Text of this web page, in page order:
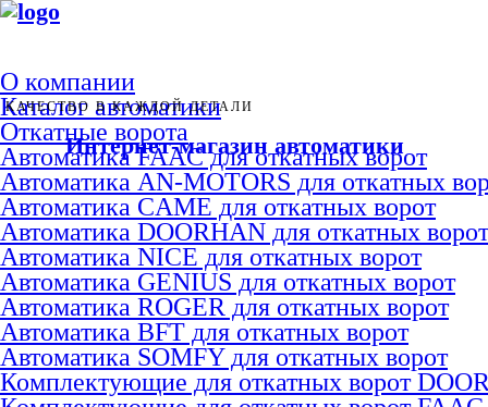
Интернет-магазин автоматики
КАЧЕСТВО В КАЖДОЙ ДЕТАЛИ
О компании
Каталог автоматики
Откатные ворота
Автоматика FAAC для откатных ворот
Автоматика AN-MOTORS для откатных
Автоматика CAME для откатных ворот
Автоматика DOORHAN для откатных ворот
Автоматика NICE для откатных ворот
Автоматика GENIUS для откатных ворот
Автоматика ROGER для откатных ворот
Автоматика BFT для откатных ворот
Автоматика SOMFY для откатных ворот
Комплектующие для откатных ворот